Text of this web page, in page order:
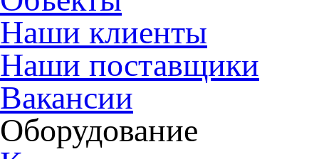
Наши клиенты
Наши поставщики
Вакансии
Оборудование